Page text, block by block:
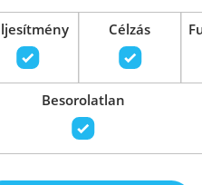
falsík
kiállítva
Még 12
Célzás
Besorolatlan